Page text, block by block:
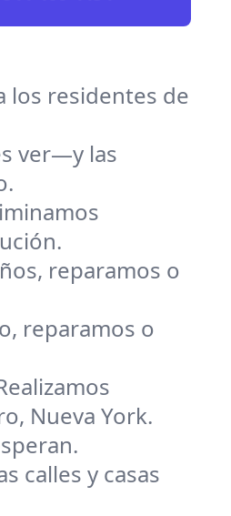
los residentes de
ver—y las
reparamos o
reparamos o
Nueva York.
calles y casas